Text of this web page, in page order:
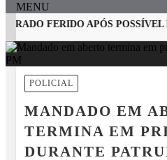
MENU
FERIDO APÓS POSSÍVEL
POLICIAL
MANDADO EM
TERMINA EM
DURANTE